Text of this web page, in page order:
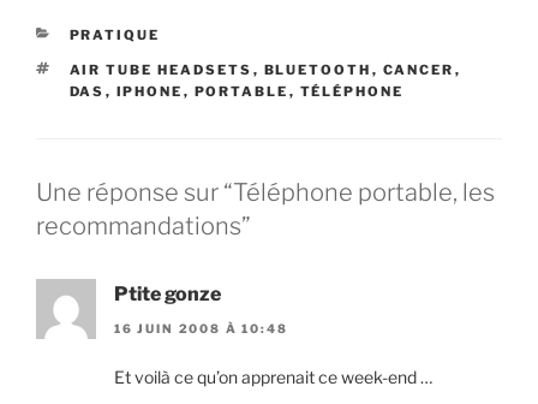
CATÉGORIES
PRATIQUE
ÉTIQUETTES
AIR TUBE HEADSETS , BLUETOOTH , CANCER ,
DAS , IPHONE , PORTABLE , TÉLÉPHONE
Une réponse sur “Téléphone portable, les
recommandations”
Ptite gonze
16 JUIN 2008 À 10:48
Et voilà ce qu’on apprenait ce week-end …